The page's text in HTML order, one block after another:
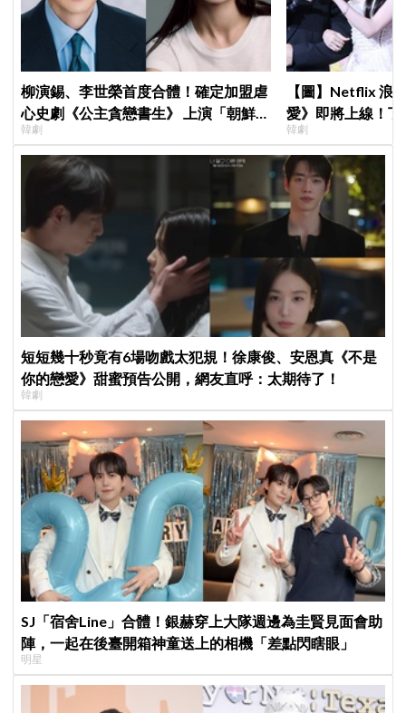
柳演錫、李世榮首度合體！確定加盟虐
心史劇《公主貪戀書生》 上演「朝鮮版
羅密歐與茱麗葉」
韓劇
【圖】Netflix 浪
愛》即將上線！
製作發表會，甜
韓劇
短短幾十秒竟有6場吻戲太犯規！徐康俊、安恩真《不是
你的戀愛》甜蜜預告公開，網友直呼：太期待了！
韓劇
SJ「宿舍Line」合體！銀赫穿上大隊週邊為圭賢見面會助
陣，一起在後臺開箱神童送上的相機「差點閃瞎眼」
明星